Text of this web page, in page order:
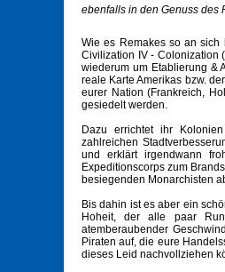
ebenfalls in den Genuss des
Wie es Remakes so an
Civilization IV - Colonization
wiederum um Etablierung &
reale Karte Amerikas bzw.
eurer Nation (Frankreich,
gesiedelt werden.
Dazu errichtet ihr
zahlreichen
und erklärt irgendwann
Expeditionscorps zum
besiegenden Monarchisten
Bis dahin ist es aber ein
Hoheit, der alle paar
atemberaubender
Piraten auf, die eure
dieses Leid nachvollziehen